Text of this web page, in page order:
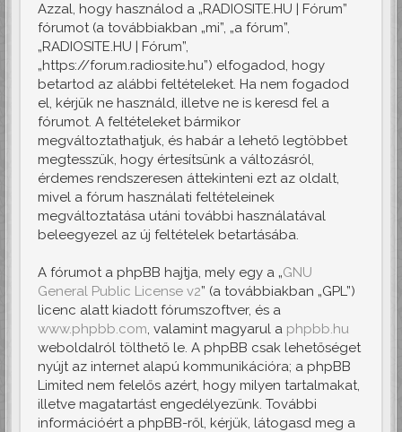
Azzal, hogy használod a „RADIOSITE.HU | Fórum”
fórumot (a továbbiakban „mi”, „a fórum”,
„RADIOSITE.HU | Fórum”,
„https://forum.radiosite.hu”) elfogadod, hogy
betartod az alábbi feltételeket. Ha nem fogadod
el, kérjük ne használd, illetve ne is keresd fel a
fórumot. A feltételeket bármikor
megváltoztathatjuk, és habár a lehető legtöbbet
megtesszük, hogy értesítsünk a változásról,
érdemes rendszeresen áttekinteni ezt az oldalt,
mivel a fórum használati feltételeinek
megváltoztatása utáni további használatával
beleegyezel az új feltételek betartásába.
A fórumot a phpBB hajtja, mely egy a „GNU
General Public License v2” (a továbbiakban „GPL”)
licenc alatt kiadott fórumszoftver, és a
www.phpbb.com, valamint magyarul a phpbb.hu
weboldalról tölthető le. A phpBB csak lehetőséget
nyújt az internet alapú kommunikációra; a phpBB
Limited nem felelős azért, hogy milyen tartalmakat,
illetve magatartást engedélyezünk. További
információért a phpBB-ről, kérjük, látogasd meg a